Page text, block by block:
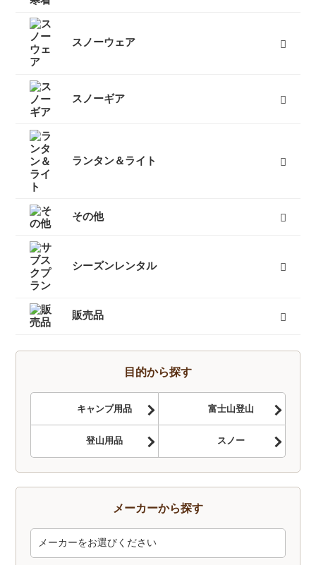
インナーダウン
ダウンジャケット
ダウンパンツ
ダウンコート
フリース
キッズ用ダウン
テントシューズ
マフラー
すべて
スノーウェア
レディーススノーウェア
レディーススノーボードウェア
メンズスノーウェア
メンズスノーボードウェア
キッズスノーウェア
キッズスノーボードウェア
スノーグローブ
キッズスノーグローブ
ゴーグル
防寒タイツ
すべて
スノーギア
スノーブーツ（雪山登山靴）
スノーシュー
ビーコン
バックカントリーザック
スノーフライ
アイゼン
ピッケル（アックス）
スノーウェア
ゴーグル
タイヤチェーン
エアボード
すべて
ランタン＆ライト
燃料式ランタン
ガス式ランタン
電池式ランタン
ヘッドランプ
ランタンポール
すべて その他
キャリーカート
チェア（椅子）
スパッツ（ゲイター）
サポートタイツ
防寒タイツ
スカート
ヘルメット
ハーネス
クーラーボックス
天体望遠鏡
双眼鏡
コンパス
GPS
時計
ヒーター
ボトル
トレッキンググローブ
サングラス
帽子
トレッキングパンツ
ハイドレーション
ソーラーチャージャー
カヤック
自転車
熊よけ・熊撃退
すべて
シーズンレンタル
キャンプセットマンスリーレンタル
テントマンスリーレンタル
登山セットマンスリーレンタル
シュラフ（寝袋）マンスリーレンタル
登山単品マンスリーレンタル
スノーセットマンスリーレンタル
すべて 販売品
トレッキングソックス
燃料
酸素缶
帽子
手袋
ハイドレーション
そらのしたオリジナルＴシャツ
すべて
目的から探す
キャンプ用品 富士山登山
登山用品 スノー
メーカーから探す